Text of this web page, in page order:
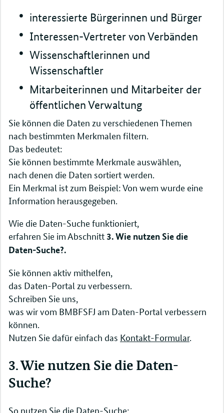
interessierte Bürgerinnen und Bürger
Interessen-Vertreter von Verbänden
Wissenschaftlerinnen und
Wissenschaftler
Mitarbeiterinnen und Mitarbeiter der
öffentlichen Verwaltung
Sie können die Daten zu verschiedenen Themen
nach bestimmten Merkmalen filtern.
Das bedeutet:
Sie können bestimmte Merkmale auswählen,
nach denen die Daten sortiert werden.
Ein Merkmal ist zum Beispiel: Von wem wurde eine
Information herausgegeben.
Wie die Daten-Suche funktioniert,
erfahren Sie im Abschnitt 3. Wie nutzen Sie die
Daten-Suche?.
Sie können aktiv mithelfen,
das Daten-Portal zu verbessern.
Schreiben Sie uns,
was wir vom BMBFSFJ am Daten-Portal verbessern
können.
Nutzen Sie dafür einfach das Kontakt-Formular.
3. Wie nutzen Sie die Daten-
Suche?
So nutzen Sie die Daten-Suche: